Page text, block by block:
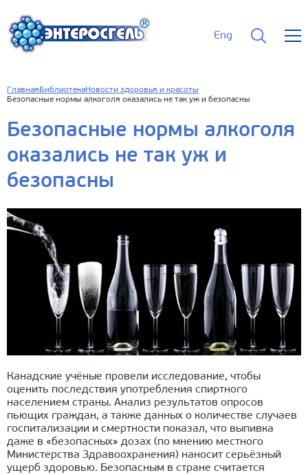
Eng
Главная БиблиотекаНовости здоровья и красоты
Безопасные нормы алкоголя оказались не так уж и безопасны
Безопасные нормы алкоголя
оказались не так уж и
безопасны
Канадские учёные провели исследование, чтобы
оценить последствия употребления спиртного
населением страны. Анализ результатов опросов
пьющих граждан, а также данных о количестве случаев
госпитализации и смертности показал, что выпивка
даже в «безопасных» дозах (по мнению местного
Министерства Здравоохранения) наносит серьёзный
ущерб здоровью. Безопасным в стране считается